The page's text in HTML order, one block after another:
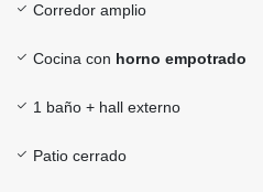
Corredor amplio
Cocina con horno empotrado
1 baño + hall externo
Patio cerrado